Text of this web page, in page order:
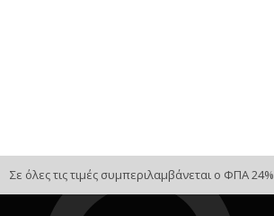
Σε όλες τις τιμές συμπεριλαμβάνεται ο ΦΠΑ 24%